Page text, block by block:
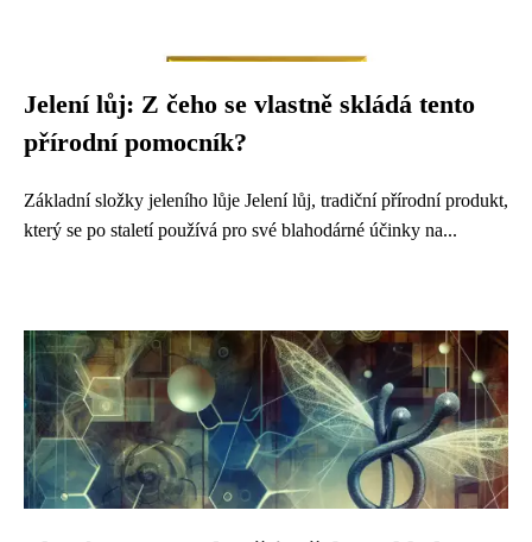
Jelení lůj: Z čeho se vlastně skládá tento
přírodní pomocník?
Základní složky jeleního lůje Jelení lůj, tradiční přírodní produkt,
který se po staletí používá pro své blahodárné účinky na...